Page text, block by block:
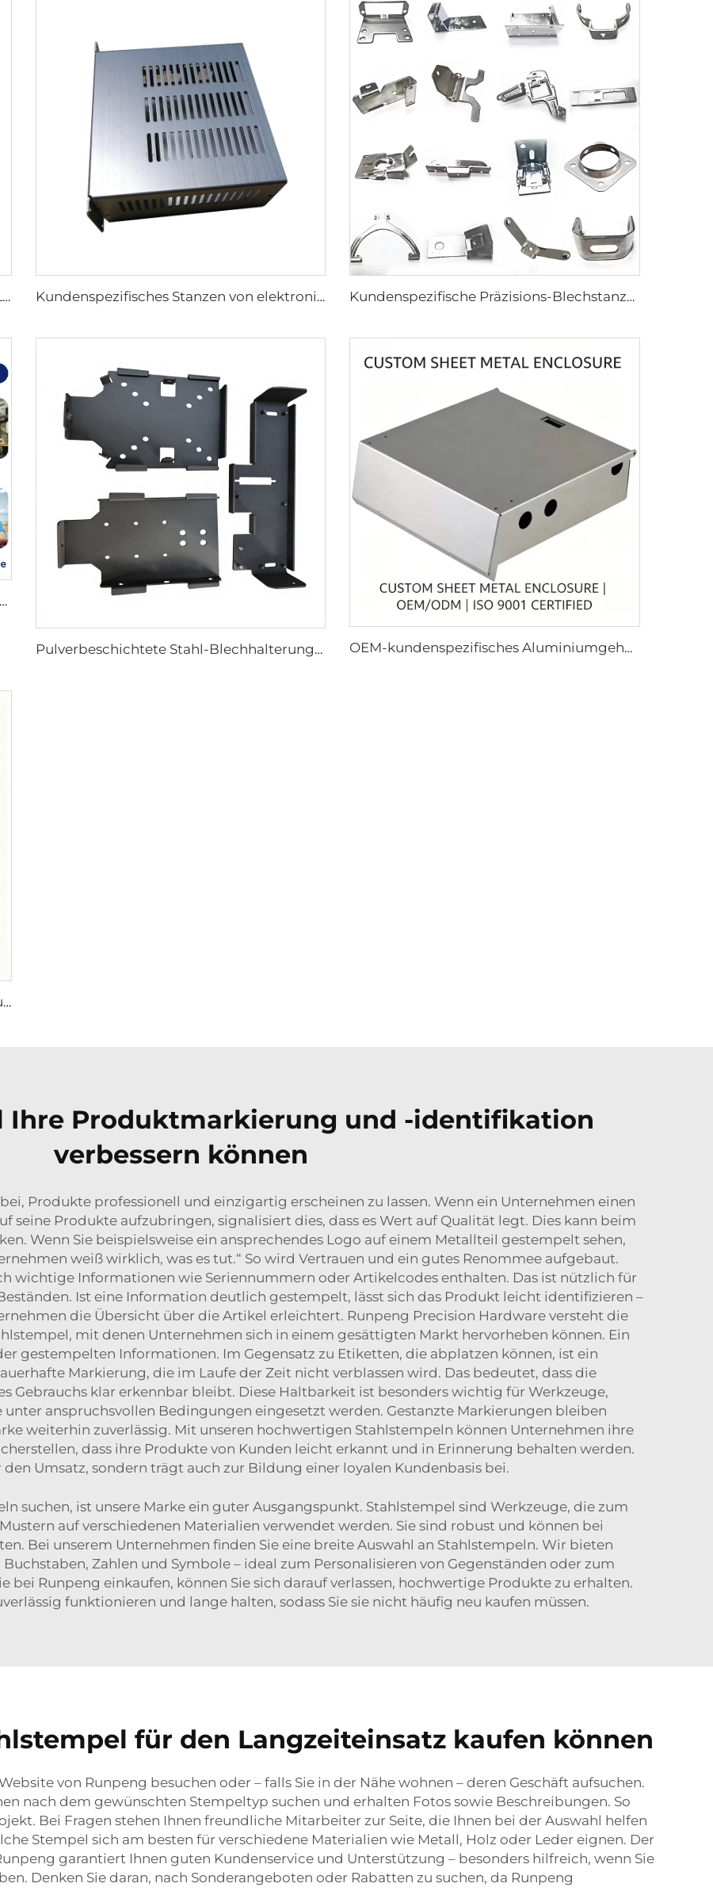
Service für kundenspezifische Blechteile Laserschneiden Schweißen Biegen und Stanzen Herstellung von Eisen und Edelstahl Stanzbearbeitung Kundenspezifisches Stanzen von elektronischen Aluminiumgehäusen Kundenspezifisches Blechgehäuse Kundenspezifische Präzisions-Blechstanzteile | Aluminium, Edelstahl, Messing, OEM-Fertigung
Hochpräzise, kundenspezifische OEM-Stanzteile aus Blech, Edelstahl und Aluminium, Biegearbeiten, strenge Bearbeitungstoleranz von ±0,01 mm
Pulverbeschichtete Stahl-Blechhalterungen und -gehäuse, kundenspezifische, hochpräzise gestanzte und gebogene OEM-Metallkomponenten OEM-kundenspezifisches Aluminiumgehäuse (Legierungen 6061 und 6063) aus Blech, präzises Stanzen, Biegen und Schweißen von Metallchassis, zertifiziert nach ISO 9001
Hochwertiges roségoldfarbenes Aluminiumlegierungs-Gehäuse für Gegensprechanlagen, präzise Stanz- und Blechfertigung, Premium-Metallgehäuse in Roségold
Ihre Produktmarkierung und -identifikation
verbessern können
Produkte professionell und einzigartig erscheinen zu lassen. Wenn ein Unternehmen einen
seine Produkte aufzubringen, signalisiert dies, dass es Wert auf Qualität legt. Dies kann beim
Wenn Sie beispielsweise ein ansprechendes Logo auf einem Metallteil gestempelt sehen,
weiß wirklich, was es tut.“ So wird Vertrauen und ein gutes Renommee aufgebaut.
wichtige Informationen wie Seriennummern oder Artikelcodes enthalten. Das ist nützlich für
Ist eine Information deutlich gestempelt, lässt sich das Produkt leicht identifizieren –
die Übersicht über die Artikel erleichtert. Runpeng Precision Hardware versteht die
mit denen Unternehmen sich in einem gesättigten Markt hervorheben können. Ein
gestempelten Informationen. Im Gegensatz zu Etiketten, die abplatzen können, ist ein
Markierung, die im Laufe der Zeit nicht verblassen wird. Das bedeutet, dass die
Gebrauchs klar erkennbar bleibt. Diese Haltbarkeit ist besonders wichtig für Werkzeuge,
anspruchsvollen Bedingungen eingesetzt werden. Gestanzte Markierungen bleiben
weiterhin zuverlässig. Mit unseren hochwertigen Stahlstempeln können Unternehmen ihre
dass ihre Produkte von Kunden leicht erkannt und in Erinnerung behalten werden.
Umsatz, sondern trägt auch zur Bildung einer loyalen Kundenbasis bei.
suchen, ist unsere Marke ein guter Ausgangspunkt. Stahlstempel sind Werkzeuge, die zum
auf verschiedenen Materialien verwendet werden. Sie sind robust und können bei
Bei unserem Unternehmen finden Sie eine breite Auswahl an Stahlstempeln. Wir bieten
Zahlen und Symbole – ideal zum Personalisieren von Gegenständen oder zum
bei Runpeng einkaufen, können Sie sich darauf verlassen, hochwertige Produkte zu erhalten.
funktionieren und lange halten, sodass Sie sie nicht häufig neu kaufen müssen.
für den Langzeiteinsatz kaufen können
von Runpeng besuchen oder – falls Sie in der Nähe wohnen – deren Geschäft aufsuchen.
nach dem gewünschten Stempeltyp suchen und erhalten Fotos sowie Beschreibungen. So
Bei Fragen stehen Ihnen freundliche Mitarbeiter zur Seite, die Ihnen bei der Auswahl helfen
Stempel sich am besten für verschiedene Materialien wie Metall, Holz oder Leder eignen. Der
garantiert Ihnen guten Kundenservice und Unterstützung – besonders hilfreich, wenn Sie
Denken Sie daran, nach Sonderangeboten oder Rabatten zu suchen, da Runpeng